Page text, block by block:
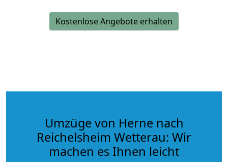
Kostenlose Angebote erhalten
Umzüge von Herne nach
Reichelsheim Wetterau: Wir
machen es Ihnen leicht